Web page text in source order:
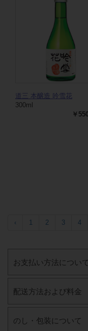
道三 本醸造 吟雪花
300ml
￥
‹ 1 2 3 4
お支払い方法について
配送方法および料金
のし・包装について